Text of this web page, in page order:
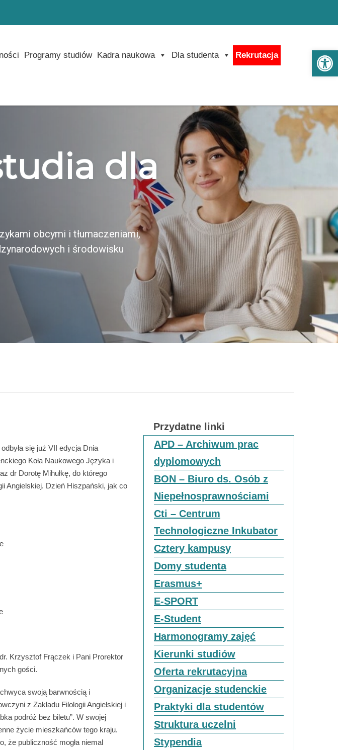
Programy studiów Kadra naukowa Dla studenta Rekrutacja
dla
obcymi i tłumaczeniami,
i środowisku
się już VII edycja Dnia
Koła Naukowego Języka i
dr Dorotę Mihułkę, do którego
Angielskiej. Dzień Hiszpański, jak co
Krzysztof Frączek i Pani Prorektor
gości.
swoją barwnością i
z Zakładu Filologii Angielskiej i
podróż bez biletu”. W swojej
życie mieszkańców tego kraju.
że publiczność mogła niemal
Przydatne linki
APD – Archiwum prac
dyplomowych
BON – Biuro ds. Osób z
Niepełnosprawnościami
Cti – Centrum
Technologiczne Inkubator
Cztery kampusy
Domy studenta
Erasmus+
E-SPORT
E-Student
Harmonogramy zajęć
Kierunki studiów
Oferta rekrutacyjna
Organizacje studenckie
Praktyki dla studentów
Struktura uczelni
Stypendia